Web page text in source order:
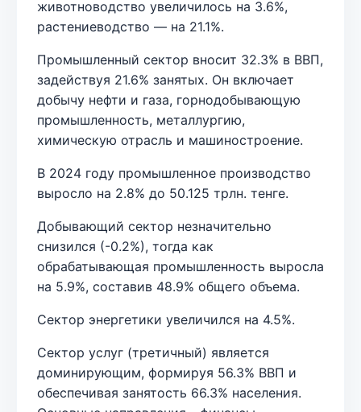
животноводство увеличилось на 3.6%,
растениеводство — на 21.1%.
Промышленный сектор вносит 32.3% в ВВП,
задействуя 21.6% занятых. Он включает
добычу нефти и газа, горнодобывающую
промышленность, металлургию,
химическую отрасль и машиностроение.
В 2024 году промышленное производство
выросло на 2.8% до 50.125 трлн. тенге.
Добывающий сектор незначительно
снизился (-0.2%), тогда как
обрабатывающая промышленность выросла
на 5.9%, составив 48.9% общего объема.
Сектор энергетики увеличился на 4.5%.
Сектор услуг (третичный) является
доминирующим, формируя 56.3% ВВП и
обеспечивая занятость 66.3% населения.